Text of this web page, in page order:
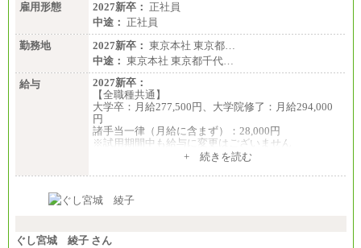
雇用形態
2027新卒： 正社員
中途： 正社員
勤務地
2027新卒： 東京本社 東京都…
中途： 東京本社 東京都千代…
給与
2027新卒：
【全職種共通】
大学卒：月給277,500円、大学院修了：月給294,000
円
諸手当一律（月給に含まず）：28,000円
※試用期間中も給与に変更はございません
月給370,000円～
ます。
の各種手当を含む金額です）
+ 続きを読む
ぐし宮城 綾子 さん